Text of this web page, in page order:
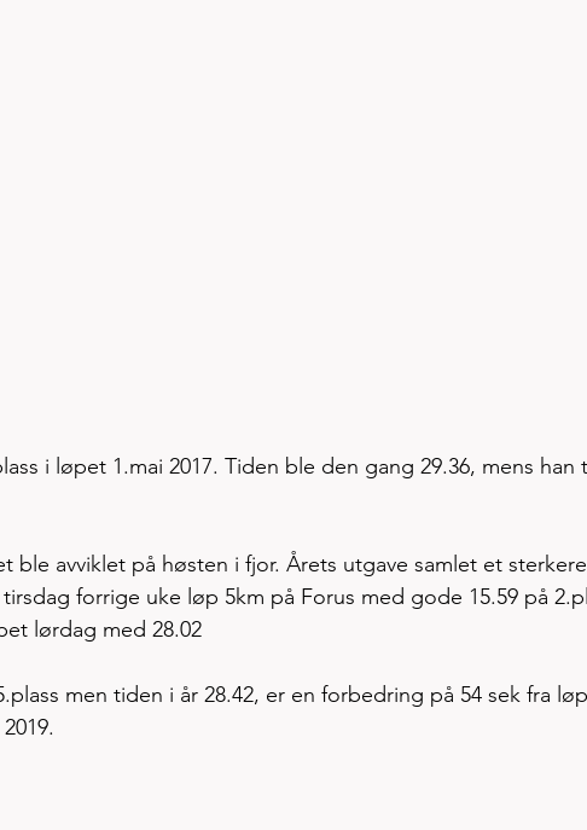
i løpet 1.mai 2017. Tiden ble den gang 29.36, mens
ble avviklet på høsten i fjor. Årets utgave samlet et
forrige uke løp 5km på Forus med gode 15.59 på
lørdag med 28.02